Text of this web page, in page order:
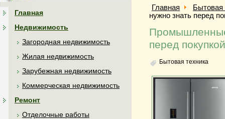
Главная
Недвижимость
Загородная недвижимость
Жилая недвижимость
Зарубежная недвижимость
Коммерческая недвижимость
Ремонт
Отделочные работы
Главная
Бытовая
нужно знать перед
перед покупкой
Бытовая техника